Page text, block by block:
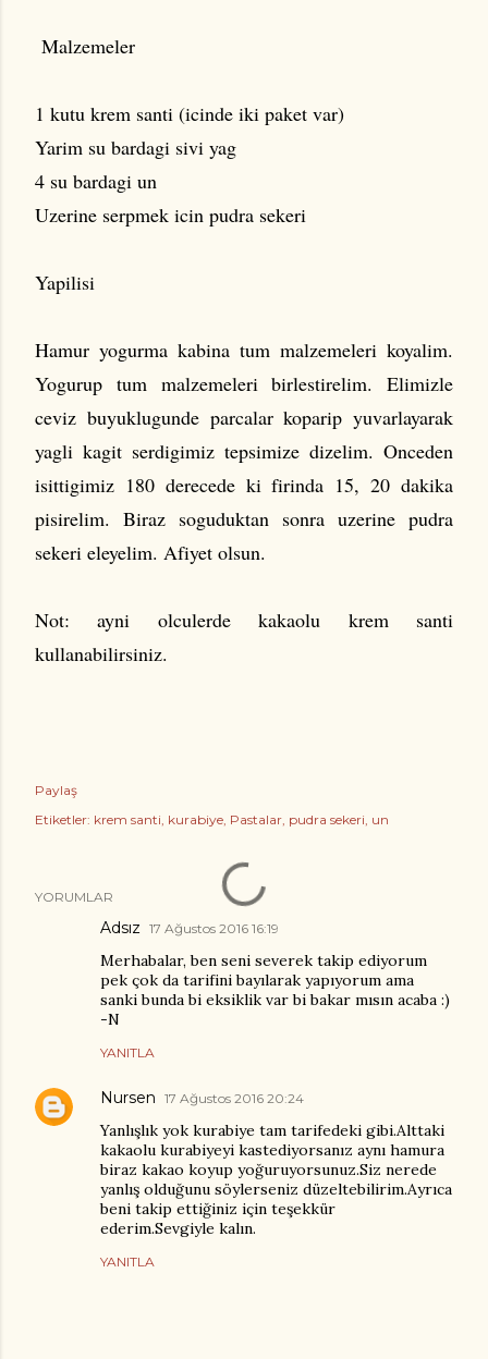
Malzemeler
1 kutu krem santi (icinde iki paket var)
Yarim su bardagi sivi yag
4 su bardagi un
Uzerine serpmek icin pudra sekeri
Yapilisi
Hamur yogurma kabina tum malzemeleri koyalim.
Yogurup tum malzemeleri birlestirelim. Elimizle
ceviz buyuklugunde parcalar koparip yuvarlayarak
yagli kagit serdigimiz tepsimize dizelim. Onceden
isittigimiz 180 derecede ki firinda 15, 20 dakika
pisirelim. Biraz soguduktan sonra uzerine pudra
sekeri eleyelim. Afiyet olsun.
Not: ayni olculerde kakaolu krem santi
kullanabilirsiniz.
Paylaş
Etiketler: krem santi kurabiye Pastalar pudra sekeri un
YORUMLAR
Adsız 17 Ağustos 2016 16:19
Merhabalar, ben seni severek takip ediyorum
pek çok da tarifini bayılarak yapıyorum ama
sanki bunda bi eksiklik var bi bakar mısın acaba :)
-N
YANITLA
Nursen 17 Ağustos 2016 20:24
Yanlışlık yok kurabiye tam tarifedeki gibi.Alttaki
kakaolu kurabiyeyi kastediyorsanız aynı hamura
biraz kakao koyup yoğuruyorsunuz.Siz nerede
yanlış olduğunu söylerseniz düzeltebilirim.Ayrıca
beni takip ettiğiniz için teşekkür
ederim.Sevgiyle kalın.
YANITLA